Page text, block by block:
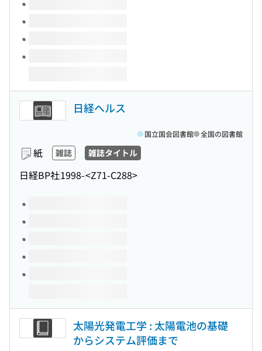
日経ヘルス
紙 雑誌 雑誌タイトル
日経BP社1998-<Z71-C288>
国立国会図書館 全国の図書館
このタイトルの巻号
太陽光発電工学 : 太陽電池の基礎
からシステム評価まで